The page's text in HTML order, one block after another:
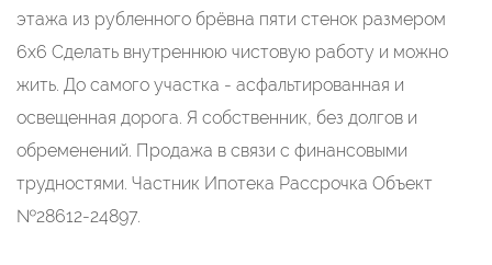
этажа из рубленного брёвна пяти стенок размером
6х6 Сделать внутреннюю чистовую работу и можно
жить. До самого участка - асфальтированная и
освещенная дорога. Я собственник, без долгов и
обременений. Продажа в связи с финансовыми
трудностями. Частник Ипотека Рассрочка Объект
№28612-24897.